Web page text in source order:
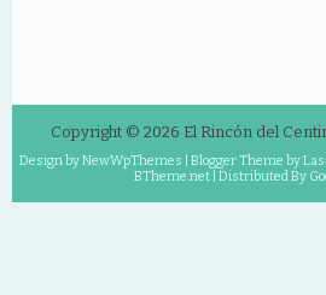
Copyright © 2026 El Rincón del
Design byNewWpThemes | Blogger Theme by
BTheme.net | Distributed By